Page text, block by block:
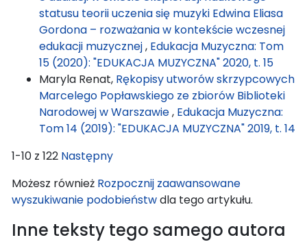
statusu teorii uczenia się muzyki Edwina Eliasa
Gordona – rozważania w kontekście wczesnej
edukacji muzycznej, Edukacja Muzyczna: Tom
15 (2020): "EDUKACJA MUZYCZNA" 2020, t. 15
Maryla Renat, Rękopisy utworów skrzypcowych
Marcelego Popławskiego ze zbiorów Biblioteki
Narodowej w Warszawie, Edukacja Muzyczna:
Tom 14 (2019): "EDUKACJA MUZYCZNA" 2019, t. 14
1-10 z 122 Następny
Możesz również Rozpocznij zaawansowane
wyszukiwanie podobieństwdla tego artykułu.
Inne teksty tego samego autora